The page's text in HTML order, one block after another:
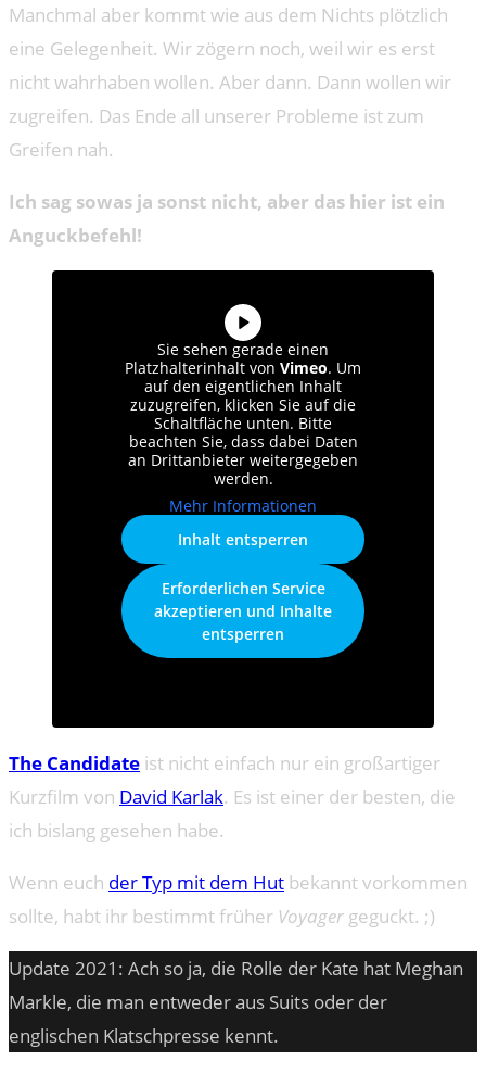
Manchmal aber kommt wie aus dem Nichts plötzlich
eine Gelegenheit. Wir zögern noch, weil wir es erst
nicht wahrhaben wollen. Aber dann. Dann wollen wir
zugreifen. Das Ende all unserer Probleme ist zum
Greifen nah.
Ich sag sowas ja sonst nicht, aber das hier ist ein
Anguckbefehl!
Sie sehen gerade einen
Platzhalterinhalt von Vimeo. Um
auf den eigentlichen Inhalt
zuzugreifen, klicken Sie auf die
Schaltfläche unten. Bitte
beachten Sie, dass dabei Daten
an Drittanbieter weitergegeben
werden.
Mehr Informationen
Inhalt entsperren
Erforderlichen Service
akzeptieren und Inhalte
entsperren
The Candidate ist nicht einfach nur ein großartiger
Kurzfilm von David Karlak. Es ist einer der besten, die
ich bislang gesehen habe.
Wenn euch der Typ mit dem Hut bekannt vorkommen
sollte, habt ihr bestimmt früher Voyager geguckt. ;)
Update 2021: Ach so ja, die Rolle der Kate hat Meghan
Markle, die man entweder aus Suits oder der
englischen Klatschpresse kennt.